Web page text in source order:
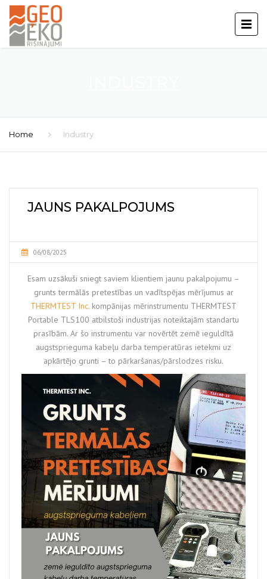
Home Industry
JAUNS PAKALPOJUMS
06/08/2025
Esam uzsākuši sniegt saviem klientiem jaunu pakalpojumu –
grunts termālās pretestības un vadītspējas mērījumus ar
THERMTEST Inc. kompānijas mērinstrumentu THERMTEST
Portable TLS100 atbilstoši industrijas noteiktajām standartu
prasībām. Ar šo instrumentu var novērtēt zemē ieguldītā
augstsprieguma kabeļu darba temperatūras ietekmi uz
apkārtējo grunti – to pārkaršanas/pārslodzes risku.